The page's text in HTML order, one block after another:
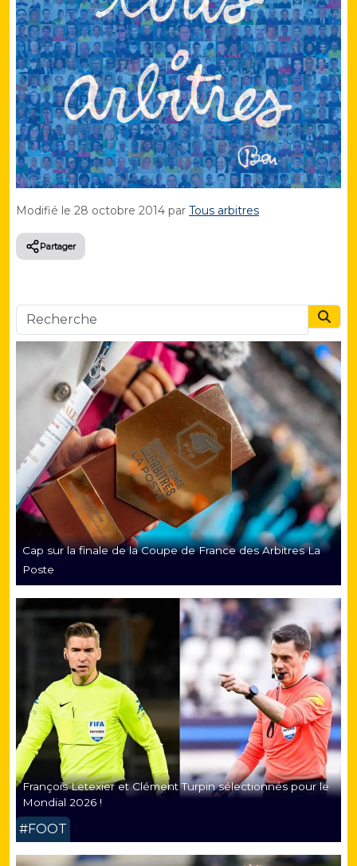
Modifié le 28 octobre 2014 par Tous arbitres
Partager
Cap sur la finale de la Coupe de France des Arbitres La
Poste
François Letexier et Clément Turpin sélectionnés pour le
Mondial 2026 !
#FOOT